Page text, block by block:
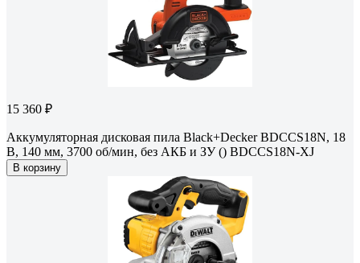
15 360 ₽
Аккумуляторная дисковая пила Black+Decker BDCCS18N, 18
В, 140 мм, 3700 об/мин, без АКБ и ЗУ () BDCCS18N-XJ
В корзину